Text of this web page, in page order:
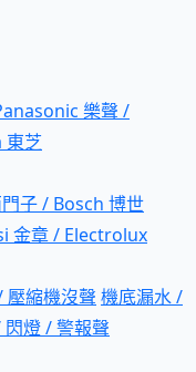
樂聲 /
東芝
子 / Bosch 博世
金章 / Electrolux
壓縮機沒聲 機底漏水 /
燈 / 警報聲